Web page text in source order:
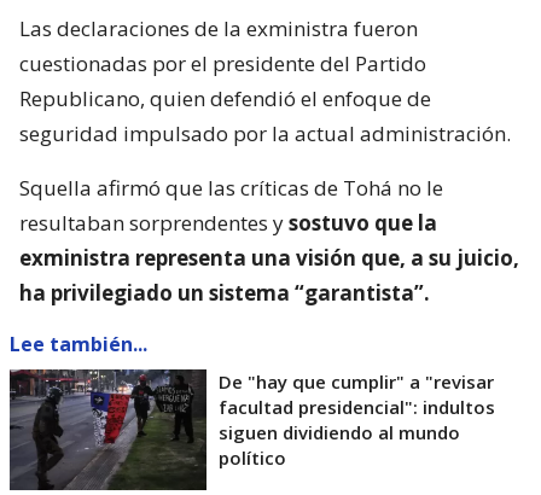
Las declaraciones de la exministra fueron
cuestionadas por el presidente del Partido
Republicano, quien defendió el enfoque de
seguridad impulsado por la actual administración.
Squella afirmó que las críticas de Tohá no le
resultaban sorprendentes ysostuvo que la
exministra representa una visión que, a su juicio,
ha privilegiado un sistema “garantista”.
Lee también...
De "hay que cumplir" a "revisar
facultad presidencial": indultos
siguen dividiendo al mundo
político